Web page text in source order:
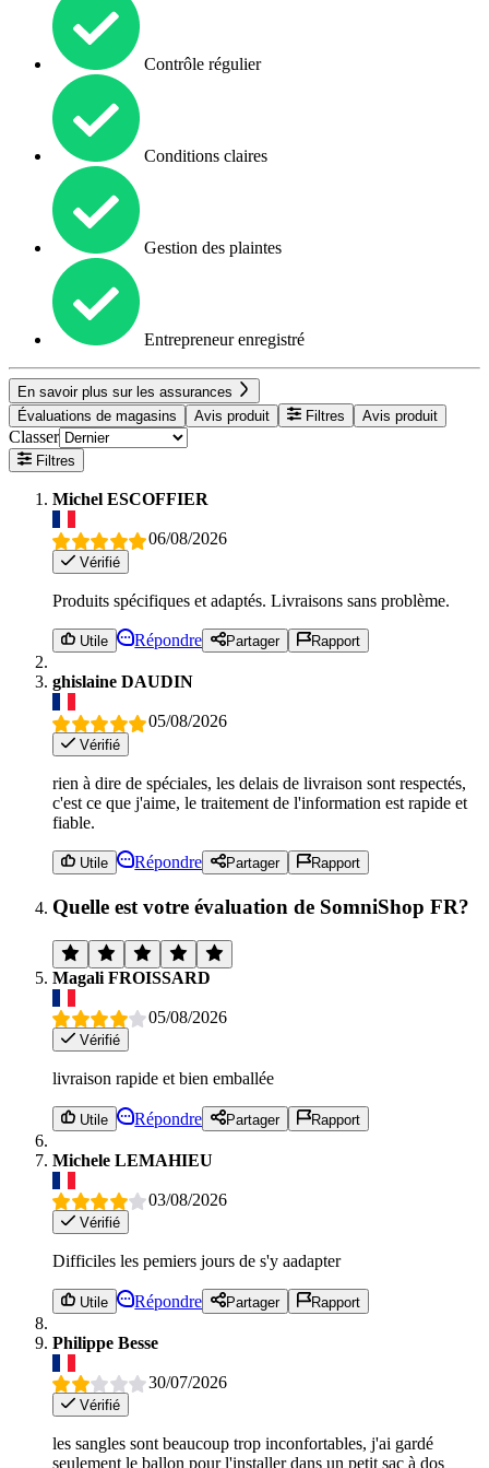
Contrôle régulier
Conditions claires
Gestion des plaintes
Entrepreneur enregistré
En savoir plus sur les assurances
Évaluations de magasins
Avis produit Filtres Avis produit
Classer
Filtres
Michel ESCOFFIER
06/08/2026
Vérifié
Produits spécifiques et adaptés. Livraisons sans problème.
Utile Répondre Partager Rapport
ghislaine DAUDIN
05/08/2026
Vérifié
rien à dire de spéciales, les delais de livraison sont respectés,
c'est ce que j'aime, le traitement de l'information est rapide et
fiable.
Utile Répondre Partager Rapport
Quelle est votre évaluation de SomniShop FR?
Magali FROISSARD
05/08/2026
Vérifié
livraison rapide et bien emballée
Utile Répondre Partager Rapport
Michele LEMAHIEU
03/08/2026
Vérifié
Difficiles les pemiers jours de s'y aadapter
Utile Répondre Partager Rapport
Philippe Besse
30/07/2026
Vérifié
les sangles sont beaucoup trop inconfortables, j'ai gardé
seulement le ballon pour l'installer dans un petit sac à dos